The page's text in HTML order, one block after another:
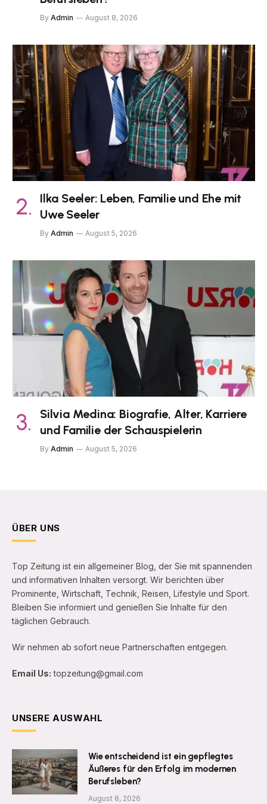
By Admin August 8, 2026
Ilka Seeler: Leben, Familie und Ehe mit
Uwe Seeler
By Admin August 5, 2026
Silvia Medina: Biografie, Alter, Karriere
und Familie der Schauspielerin
By Admin August 5, 2026
ÜBER UNS
Top Zeitung ist ein allgemeiner Blog, der Sie mit spannenden
und informativen Inhalten versorgt. Wir berichten über
Prominente, Wirtschaft, Technik, Reisen, Lifestyle und Sport.
Bleiben Sie informiert und genießen Sie Inhalte für den
täglichen Gebrauch.
Wir nehmen ab sofort neue Partnerschaften entgegen.
Email Us: topzeitung@gmail.com
UNSERE AUSWAHL
Wie entscheidend ist ein gepflegtes
Äußeres für den Erfolg im modernen
Berufsleben?
August 8, 2026